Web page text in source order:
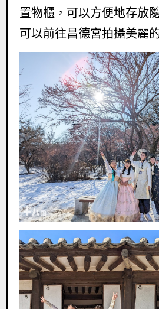
置物櫃，可以方便地存放
可以前往昌德宮拍攝美麗